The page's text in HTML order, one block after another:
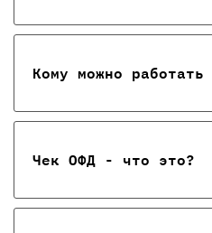
Кому можно
Чек ОФД - что это?